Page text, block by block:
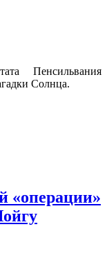
Пенсильвания
Солнца.
«операции»